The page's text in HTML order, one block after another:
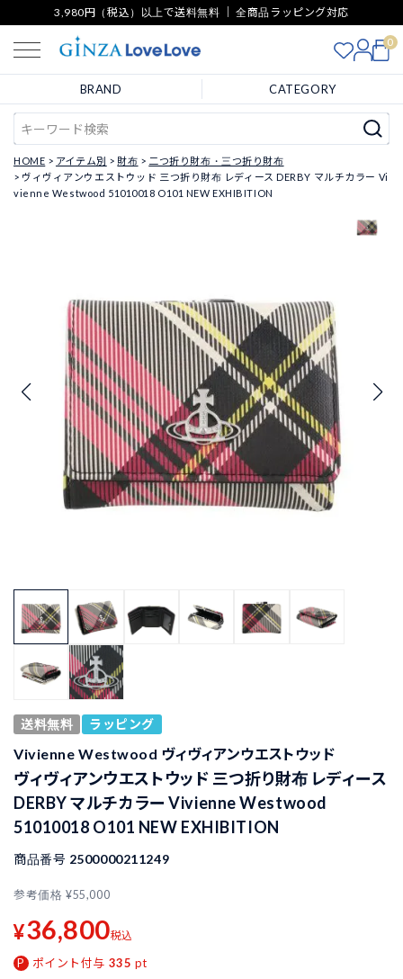
3,980円（税込）以上で送料無料 ｜ 全商品ラッピング対応
0
BRAND CATEGORY
HOME アイテム別 財布
二つ折り財布・三つ折り財布
ヴィヴィアンウエストウッド 三つ折り財布 レディース DERBY マルチカラー Vi
vienne Westwood 51010018 O101 NEW EXHIBITION
送料無料 ラッピング
Vivienne Westwood ヴィヴィアンウエストウッド
ヴィヴィアンウエストウッド 三つ折り財布 レディース
DERBY マルチカラー Vivienne Westwood
51010018 O101 NEW EXHIBITION
商品番号 2500000211249
参考価格 ¥55,000
¥36,800税込
ポイント付与 335 pt